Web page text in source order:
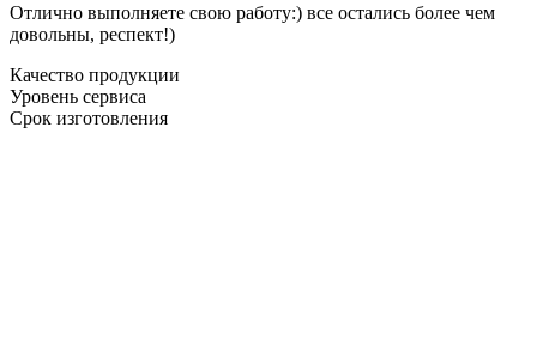
Отлично выполняете свою работу:) все остались более чем
довольны, респект!)
Качество продукции
Уровень сервиса
Срок изготовления